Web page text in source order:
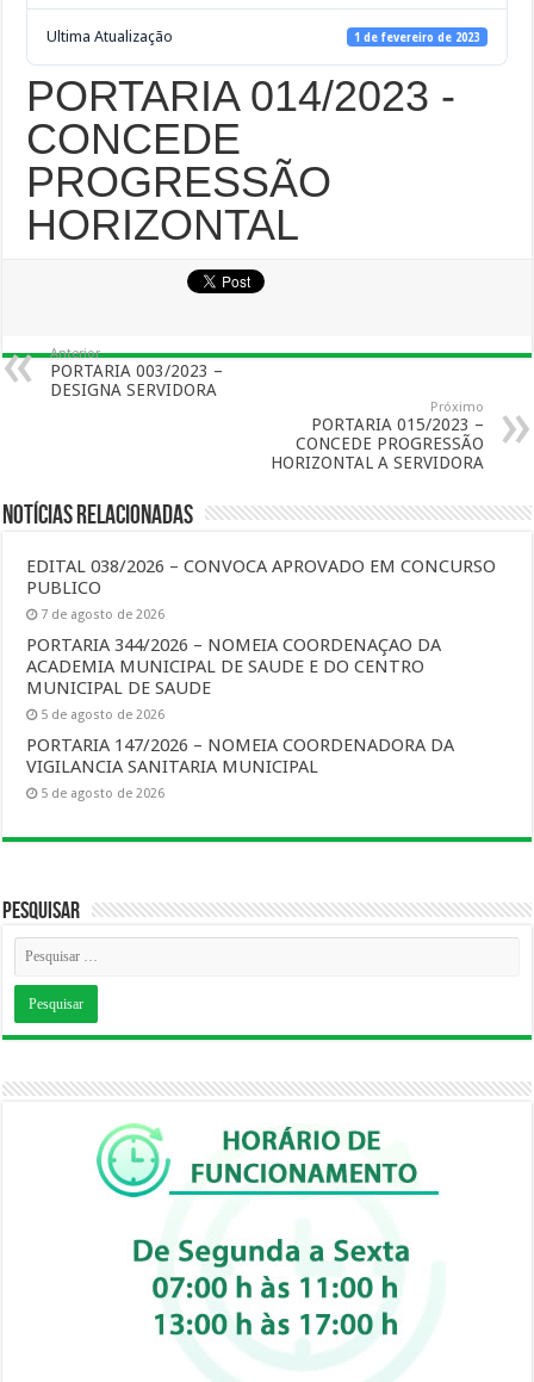
Ultima Atualização 1 de fevereiro de 2023
PORTARIA 014/2023 -
CONCEDE
PROGRESSÃO
HORIZONTAL
Anterior
PORTARIA 003/2023 –
DESIGNA SERVIDORA
Próximo
PORTARIA 015/2023 –
CONCEDE PROGRESSÃO
HORIZONTAL A SERVIDORA
Notícias Relacionadas
EDITAL 038/2026 – CONVOCA APROVADO EM CONCURSO
PUBLICO
7 de agosto de 2026
PORTARIA 344/2026 – NOMEIA COORDENAÇAO DA
ACADEMIA MUNICIPAL DE SAUDE E DO CENTRO
MUNICIPAL DE SAUDE
5 de agosto de 2026
PORTARIA 147/2026 – NOMEIA COORDENADORA DA
VIGILANCIA SANITARIA MUNICIPAL
5 de agosto de 2026
Pesquisar